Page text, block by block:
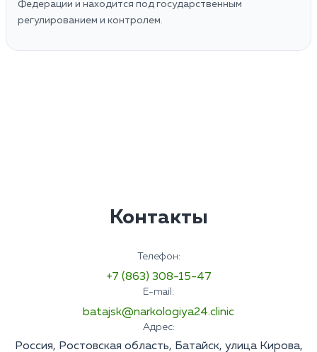
Федерации и находится под государственным
регулированием и контролем.
Контакты
Телефон:
+7 (863) 308-15-47
E-mail:
batajsk@narkologiya24.clinic
Адрес:
Россия, Ростовская область, Батайск, улица Кирова,